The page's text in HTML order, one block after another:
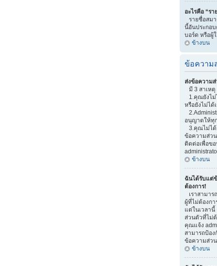
อะไรคือ “ร
รายชื่อสม
นี้อันประกอ
บอร์ด หรือผู้
ข้างบน
ข้อความ
ส่งข้อความ
มี 3 สาเหตุ
1.คุณยังไม่
หรือยังไม่ได้
อนุญาตให้ทุ
3.คุณไม่ไ
ข้อความส่ว
ติดต่อเพื่อข
ข้างบน
ฉันได้รับแต่
ต้องการ!
เราสามาร
ผู้ที่ไม่ต้องก
แต่ในเวลา
ส่วนตัวที่ไม่
คุณแจ้ง
สามารถป้อ
ข้อความส่ว
ข้างบน